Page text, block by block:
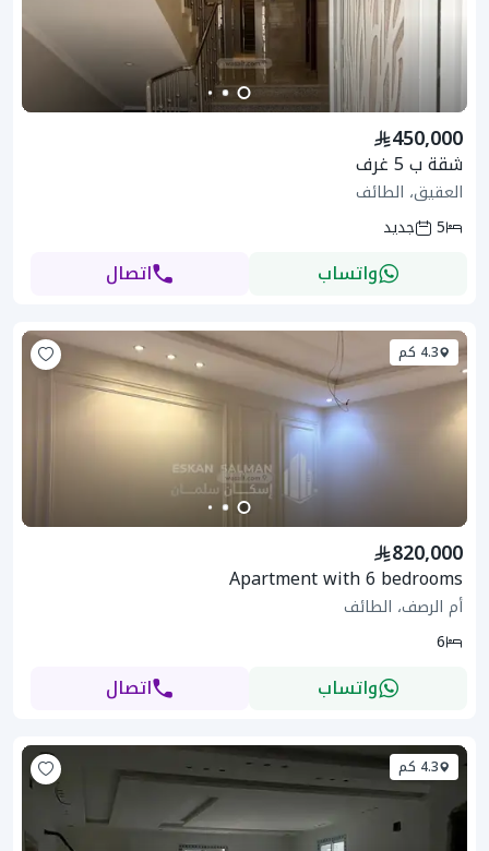
450,000
شقة ب 5 غرف
العقيق، الطائف
5
جديد
واتساب اتصال
4.3 كم
820,000
Apartment with 6 bedrooms
أم الرصف، الطائف
6
واتساب اتصال
4.3 كم